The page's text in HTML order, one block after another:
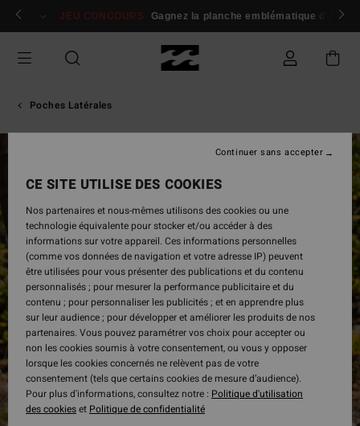
Passer
Se connecter / s'inscrire
JEU CONCOURS Gagnez la planche emblématique d'Andy
Poches Latérales
CE SITE UTILISE DES COOKIES
Nos partenaires et nous-mêmes utilisons des cookies ou une
technologie équivalente pour stocker et/ou accéder à des
informations sur votre appareil. Ces informations personnelles
(comme vos données de navigation et votre adresse IP) peuvent
être utilisées pour vous présenter des publications et du contenu
personnalisés ; pour mesurer la performance publicitaire et du
contenu ; pour personnaliser les publicités ; et en apprendre plus
sur leur audience ; pour développer et améliorer les produits de nos
partenaires. Vous pouvez paramétrer vos choix pour accepter ou
non les cookies soumis à votre consentement, ou vous y opposer
lorsque les cookies concernés ne relèvent pas de votre
consentement (tels que certains cookies de mesure d’audience).
Pour plus d'informations, consultez notre : Politique d'utilisation
des cookieset Politique de confidentialité
Continuer sans accepter